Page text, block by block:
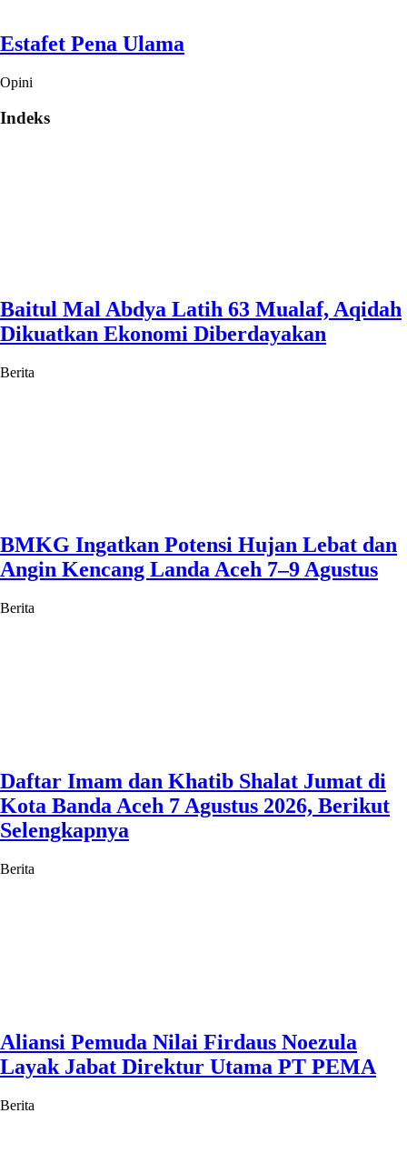
Estafet Pena Ulama
Opini
Indeks
Baitul Mal Abdya Latih 63 Mualaf, Aqidah
Dikuatkan Ekonomi Diberdayakan
Berita
BMKG Ingatkan Potensi Hujan Lebat dan
Angin Kencang Landa Aceh 7–9 Agustus
Berita
Daftar Imam dan Khatib Shalat Jumat di
Kota Banda Aceh 7 Agustus 2026, Berikut
Selengkapnya
Berita
Aliansi Pemuda Nilai Firdaus Noezula
Layak Jabat Direktur Utama PT PEMA
Berita